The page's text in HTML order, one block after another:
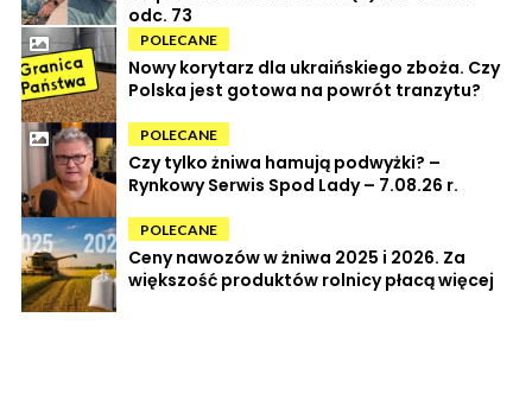
odc. 73
POLECANE
Nowy korytarz dla ukraińskiego zboża. Czy
Polska jest gotowa na powrót tranzytu?
POLECANE
Czy tylko żniwa hamują podwyżki? –
Rynkowy Serwis Spod Lady – 7.08.26 r.
POLECANE
Ceny nawozów w żniwa 2025 i 2026. Za
większość produktów rolnicy płacą więcej